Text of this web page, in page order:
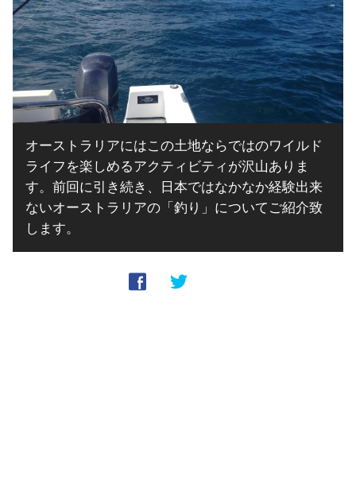
オーストラリアにはこの土地ならではのワイルド
ライフを楽しめるアクティビティが沢山ありま
す。前回に引き続き、日本ではなかなか経験出来
ないオーストラリアの「釣り」についてご紹介致
します。